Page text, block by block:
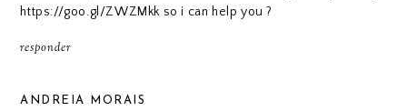
https://goo.gl/ZWZMkk so i can help you ?
responder
ANDREIA MORAIS